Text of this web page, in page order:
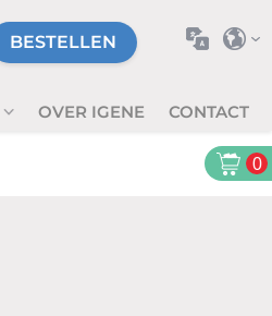
OVER IGENE CONTACT
BESTELLEN
0